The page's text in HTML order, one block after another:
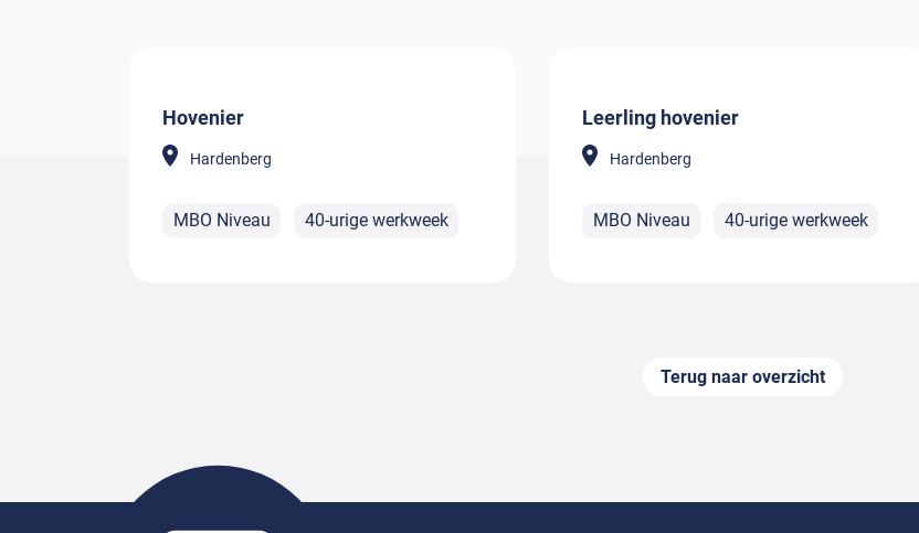
Hovenier
Hardenberg
MBO Niveau 40-urige werkweek
Leerling hovenier
Hardenberg
MBO Niveau 40-urige werkweek
Terug naar overzicht